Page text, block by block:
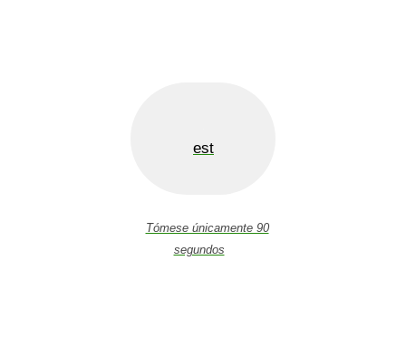
est
Tómese únicamente 90
segundos